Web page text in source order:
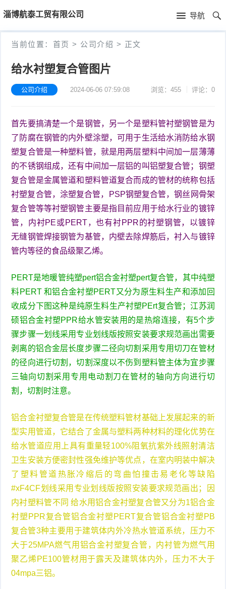
淄博航泰工贸有限公司 导航
首
页
首
当前位置： 首页 > 公司介绍 > 正文
给水衬塑复合管图片
公司介绍 2024-06-06 07:59:08 浏览：455 评论：0
首先要搞清楚一个是钢管，另一个是塑料管衬塑钢管是为
了防腐在钢管的内外壁涂塑，可用于生活给水消防给水钢
塑复合管是一种塑料管，就是用两层塑料中间加一层薄薄
的不锈钢组成，还有中间加一层铝的叫铝塑复合管；钢塑
复合管是金属管道和塑料管道复合而成的管材的统称包括
衬塑复合管，涂塑复合管，PSP钢塑复合管，钢丝网骨架
复合管等等衬塑钢管主要是指目前应用于给水行业的镀锌
管，内衬PE或PERT，也有衬PPR的衬塑钢管，以镀锌
无缝钢管焊接钢管为基管，内壁去除焊筋后，衬入与镀锌
管内等径的食品级聚乙烯。
PERT是地暖管纯塑pert铝合金衬塑pert复合管，其中纯塑
料PERT 和铝合金衬塑PERT又分为原生料生产和添加回
收成分下图这种是纯原生料生产衬塑PErt复合管；江苏润
硕铝合金衬塑PPR给水管安装用的是热熔连接，有5个步
骤步骤一划线采用专业划线版按照安装要求规范画出需要
剥离的铝合金层长度步骤二径向切割采用专用切刀在管材
的径向进行切割，切割深度以不伤到塑料管主体为宜步骤
三轴向切割采用专用电动割刀在管材的轴向方向进行切
割，切割时注意。
铝合金衬塑复合管是在传统塑料管材基础上发展起来的新
型实用管道，它结合了金属与塑料两种材料的理化优势在
给水管道应用上具有重量轻100%阻氧抗紫外线照射清洁
卫生安装方便密封性强免维护等优点，在室内明装中解决
了塑料管道热胀冷缩后的弯曲怕撞击易老化等缺陷
#xF4CF划线采用专业划线版按照安装要求规范画出；因
内衬塑料管不同 给水用铝合金衬塑复合管又分为1铝合金
衬塑PPR复合管铝合金衬塑PERT复合管铝合金衬塑PB
复合管3种主要用于建筑体内外冷热水管道系统，压力不
大于25MPA燃气用铝合金衬塑复合管，内衬管为燃气用
聚乙烯PE100管材用于露天及建筑体内外，压力不大于
04mpa三铝。